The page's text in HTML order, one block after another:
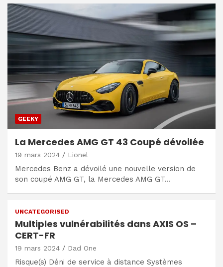
GEEKY
La Mercedes AMG GT 43 Coupé dévoilée
19 mars 2024 Lionel
Mercedes Benz a dévoilé une nouvelle version de
son coupé AMG GT, la Mercedes AMG GT…
UNCATEGORISED
Multiples vulnérabilités dans AXIS OS –
CERT-FR
19 mars 2024 Dad One
Risque(s) Déni de service à distance Systèmes